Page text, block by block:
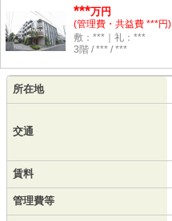
***万円
(管理費・共益費 ***円)
敷：***｜礼：***
3階 / *** / ***
所在地
交通
賃料
管理費等